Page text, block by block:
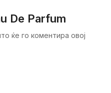
De Parfum
ќе го коментира овој